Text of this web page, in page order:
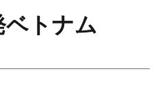
トナム